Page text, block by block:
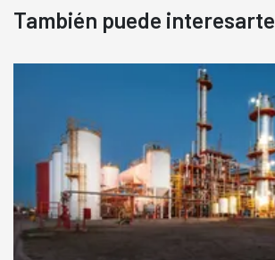
También puede interesarte